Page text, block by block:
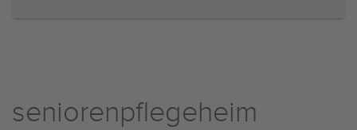
seniorenpflegeheim